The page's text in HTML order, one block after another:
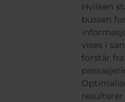
Hvilken
bussen
vises i
forstår